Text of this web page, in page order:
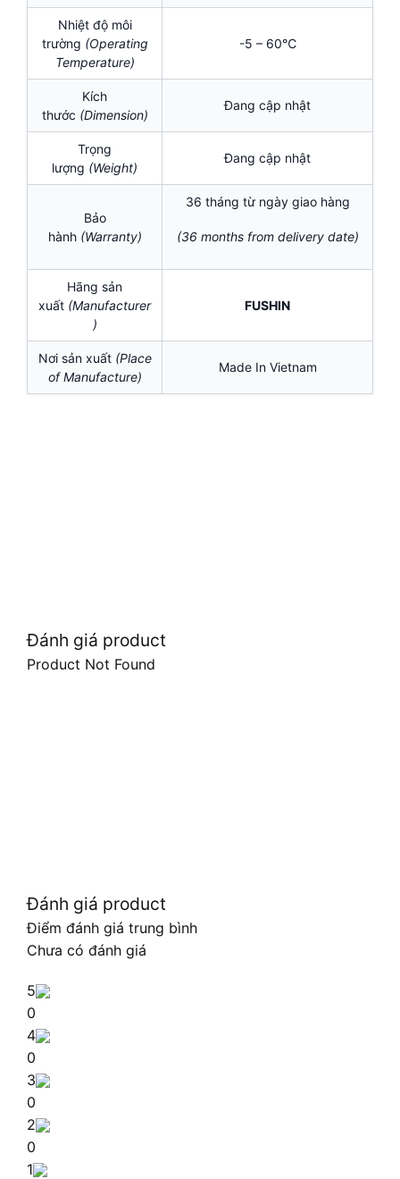
Nhiệt độ môi
trường (Operating
Temperature)
-5 – 60℃
Kích
thước (Dimension)
Đang cập nhật
Trọng
lượng (Weight)
Đang cập nhật
Bảo
hành (Warranty)
36 tháng từ ngày giao hàng
(36 months from delivery date)
Hãng sản
xuất (Manufacturer
)
FUSHIN
Nơi sản xuất (Place
of Manufacture)
Made In Vietnam
Đánh giá product
Product Not Found
Đánh giá product
Điểm đánh giá trung bình
Chưa có đánh giá
5
0
4
0
3
0
2
0
1